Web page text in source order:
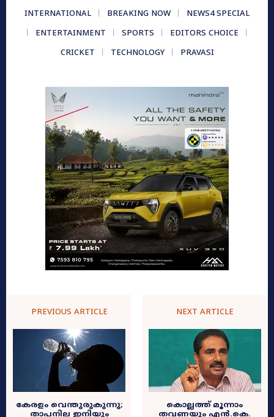
INTERNATIONAL
BREAKING NOW
NEWS4 SPECIAL
ENTERTAINMENT
SPORTS
EDITORS CHOICE
CRICKET
TECHNOLOGY PRAVASI
PREVIOUS ARTICLE
കേരളം വെന്തുരുകുന്നു;
താപനില ഇനിയും
NEXT ARTICLE
കൊല്ലത്ത് മൂന്നാം
തവണയും എൻ.കെ.